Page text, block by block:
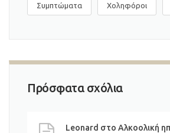
Συμπτώματα Χοληφόροι
Πρόσφατα σχόλια
Leonard στο Αλκοολική